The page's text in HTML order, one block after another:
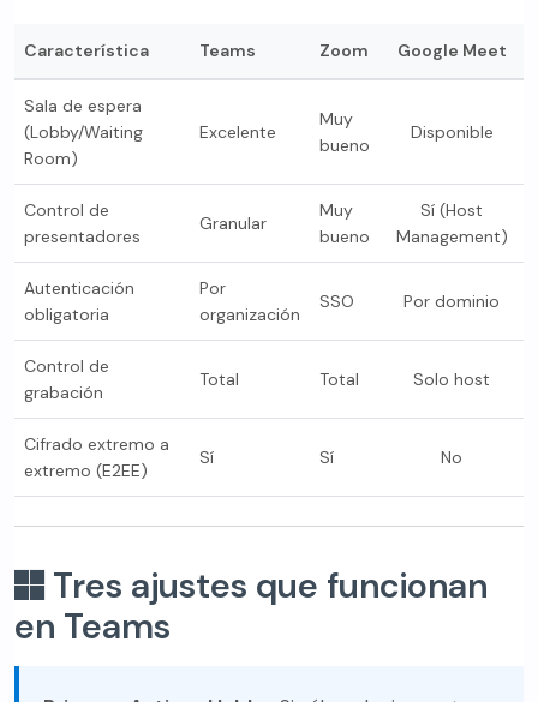
Característica Teams Zoom Google Meet
Sala de espera
(Lobby/Waiting
Room)
Excelente
Muy
bueno
Disponible
Control de
presentadores
Granular
Muy
bueno
Sí (Host
Management)
Autenticación
obligatoria
Por
organización
SSO Por dominio
Control de
grabación
Total Total Solo host
Cifrado extremo a
extremo (E2EE)
Sí Sí No
Tres ajustes que funcionan
en Teams